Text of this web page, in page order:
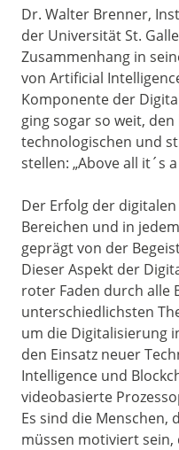
Dr. Walter Brenner,
der Universität St.
Zusammenhang in
von Artificial
Komponente der
ging sogar so weit,
technologischen und
stellen: „Above all it´s
Der Erfolg der
Bereichen und in
geprägt von der
Dieser Aspekt der
roter Faden durch alle
unterschiedlichsten
um die Digitalisierung
den Einsatz neuer
Intelligence und
videobasierte
Es sind die Menschen,
müssen motiviert sein,